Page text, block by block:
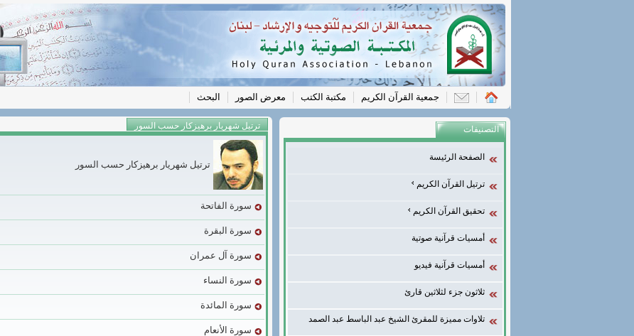
جمعية القرآن الكريم مكتبة الكتب معرض الصور البحث
ترتيل شهريار برهيزكار حسب السور
ترتيل شهريار برهيزكار حسب السور
سورة الفاتحة
سورة البقرة
سورة آل عمران
سورة النساء
سورة المائدة
سورة الأنعام
التصنيفات
الصفحة الرئيسة
ترتيل القرآن الكريم
تحقيق القرآن الكريم
أمسيات قرآنية صوتية
أمسيات قرآنية فيديو
ثلاثون جزء لثلاثين قارئ
تلاوات مميزة للمقرئ الشيخ عبد الباسط عبد الصمد